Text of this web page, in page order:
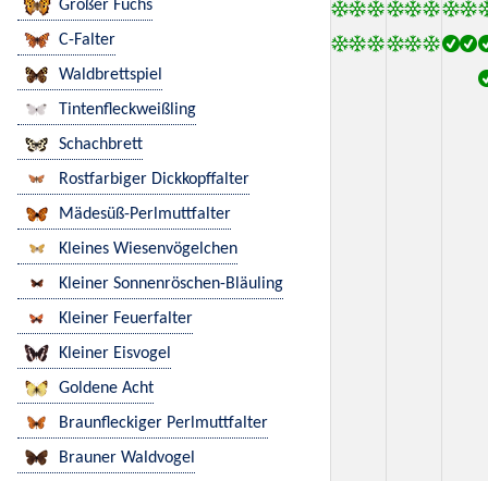
Großer Fuchs
C-Falter
Waldbrettspiel
Tintenfleckweißling
Schachbrett
Rostfarbiger Dickkopffalter
Mädesüß-Perlmuttfalter
Kleines Wiesenvögelchen
Kleiner Sonnenröschen-Bläuling
Kleiner Feuerfalter
Kleiner Eisvogel
Goldene Acht
Braunfleckiger Perlmuttfalter
Brauner Waldvogel